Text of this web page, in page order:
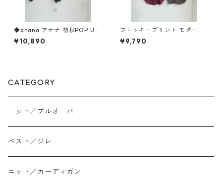
◆anana アナナ 初秋POP UP
◆ 前後2wayラッセルレース
ブラウス 56-037 ANANA
¥10,890
フロッキープリント モダール
ジャージープルオーバー フレ
ンチ袖ボックスシルエット （s
¥9,790
CATEGORY
ニット／プルオーバー
ベスト／ジレ
ニット／カーディガン